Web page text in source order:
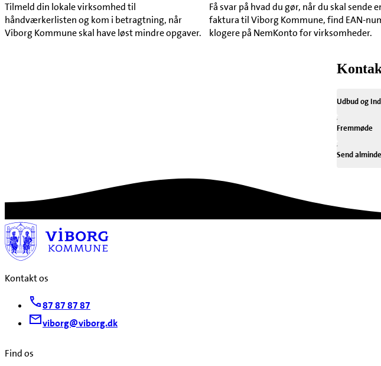
Tilmeld din lokale virksomhed til
håndværkerlisten og kom i betragtning, når
Viborg Kommune skal have løst mindre opgaver.
Få svar på hvad du gør, når du skal sende
faktura til Viborg Kommune, find EAN-
klogere på NemKonto for virksomheder.
Udbud og
Fremmøde
Send
Kontakt os
87 87 87 87
viborg@viborg.dk
Find os